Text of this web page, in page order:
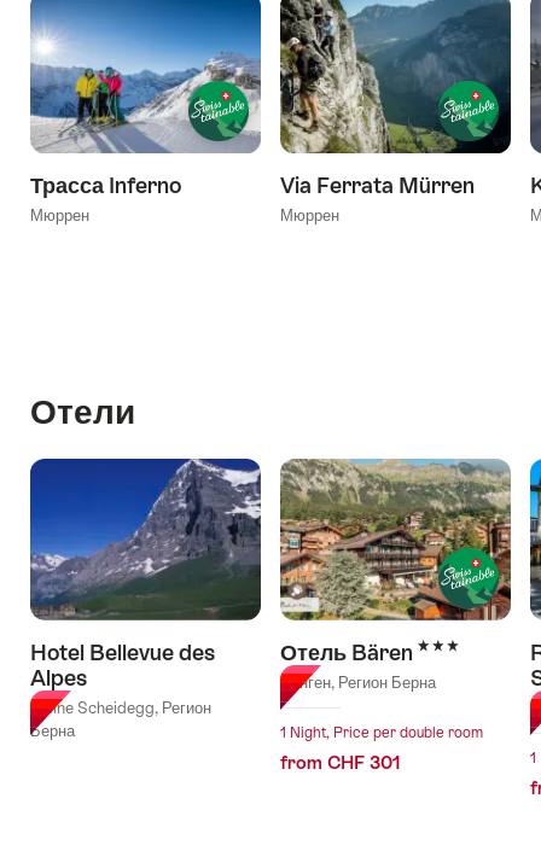
Трасса Inferno
Мюррен
Via Ferrata Mürren
Мюррен
Отели
Hotel Bellevue des
Alpes
Kleine Scheidegg, Регион
Берна
Отель Bären 3 Stars
Венген, Регион Берна
1 Night, Price per double room
from CHF 301 1